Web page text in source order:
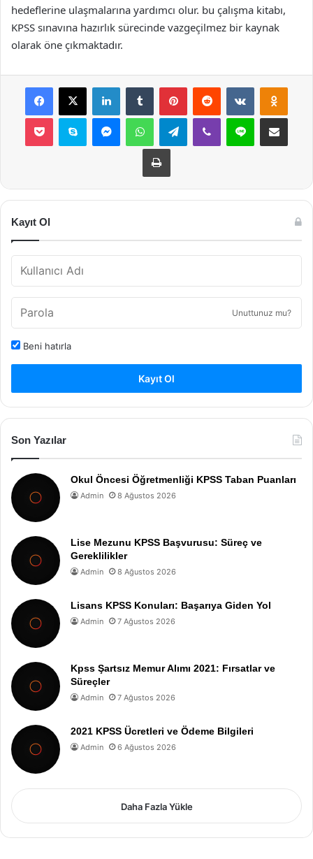
hedeflerine ulaşmalarına yardımcı olur. bu çalışma kitabı,
KPSS sınavına hazırlık sürecinde vazgeçilmez bir kaynak
olarak öne çıkmaktadır.
Facebook
X LinkedInTumblr PinterestReddit VKontakte
Pocket Skype MessengerWhatsAppTelegramViber Line E-Posta ile
Yazdır
Kayıt Ol
Unuttunuz mu?
Beni hatırla
Kayıt Ol
Son Yazılar
Okul Öncesi Öğretmenliği KPSS Taban Puanları
Admin 8 Ağustos 2026
Lise Mezunu KPSS Başvurusu: Süreç ve
Gereklilikler
Admin 8 Ağustos 2026
Lisans KPSS Konuları: Başarıya Giden Yol
Admin 7 Ağustos 2026
Kpss Şartsız Memur Alımı 2021: Fırsatlar ve
Süreçler
Admin 7 Ağustos 2026
2021 KPSS Ücretleri ve Ödeme Bilgileri
Admin 6 Ağustos 2026
Daha Fazla Yükle